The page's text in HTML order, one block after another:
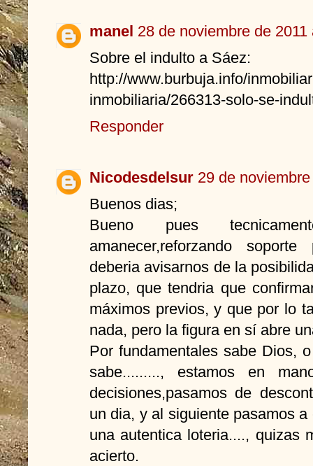
manel 28 de noviembre de 2011
Sobre el indulto a Sáez:
http://www.burbuja.info/
inmobiliaria/266313-solo-se-
Responder
Nicodesdelsur 29 de
Buenos dias;
Bueno pues
amanecer,reforzando
deberia avisarnos de la
plazo, que tendria que
máximos previos, y que por lo
nada, pero la figura en sí abre
Por fundamentales sabe Dios,
sabe........., estamos en
decisiones,pasamos de
un dia, y al siguiente pasamos
una autentica loteria...., quizas
acierto.